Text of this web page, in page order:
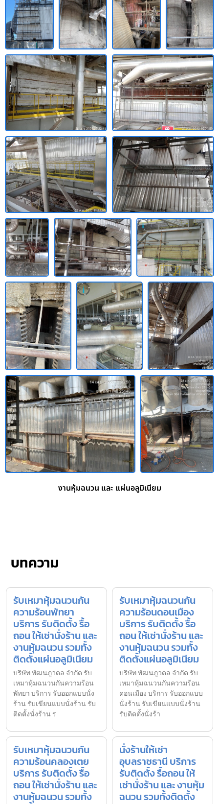
งานหุ้มฉนวน และ แผ่นอลูมิเนียม
บทความ
รับเหมาหุ้มฉนวนกัน
ความร้อนพัทยา
บริการ รับติดตั้ง รื้อ
ถอน ให้เช่านั่งร้าน และ
งานหุ้มฉนวน รวมทั้ง
ติดตั้งแผ่นอลูมิเนียม
บริษัท พัฒนภูวดล จำกัด รับ
เหมาหุ้มฉนวนกันความร้อน
พัทยา บริการ รับออกแบบนั่ง
ร้าน รับเขียนแบบนั่งร้าน รับ
ติดตั้งนั่งร้าน ร
รับเหมาหุ้มฉนวนกัน
ความร้อนดอนเมือง
บริการ รับติดตั้ง รื้อ
ถอน ให้เช่านั่งร้าน และ
งานหุ้มฉนวน รวมทั้ง
ติดตั้งแผ่นอลูมิเนียม
บริษัท พัฒนภูวดล จำกัด รับ
เหมาหุ้มฉนวนกันความร้อน
ดอนเมือง บริการ รับออกแบบ
นั่งร้าน รับเขียนแบบนั่งร้าน
รับติดตั้งนั่งร้า
รับเหมาหุ้มฉนวนกัน
ความร้อนคลองเตย
บริการ รับติดตั้ง รื้อ
ถอน ให้เช่านั่งร้าน และ
งานหุ้มฉนวน รวมทั้ง
นั่งร้านให้เช่า
อุบลราชธานี บริการ
รับติดตั้ง รื้อถอน ให้
เช่านั่งร้าน และ งานหุ้ม
ฉนวน รวมทั้งติดตั้ง